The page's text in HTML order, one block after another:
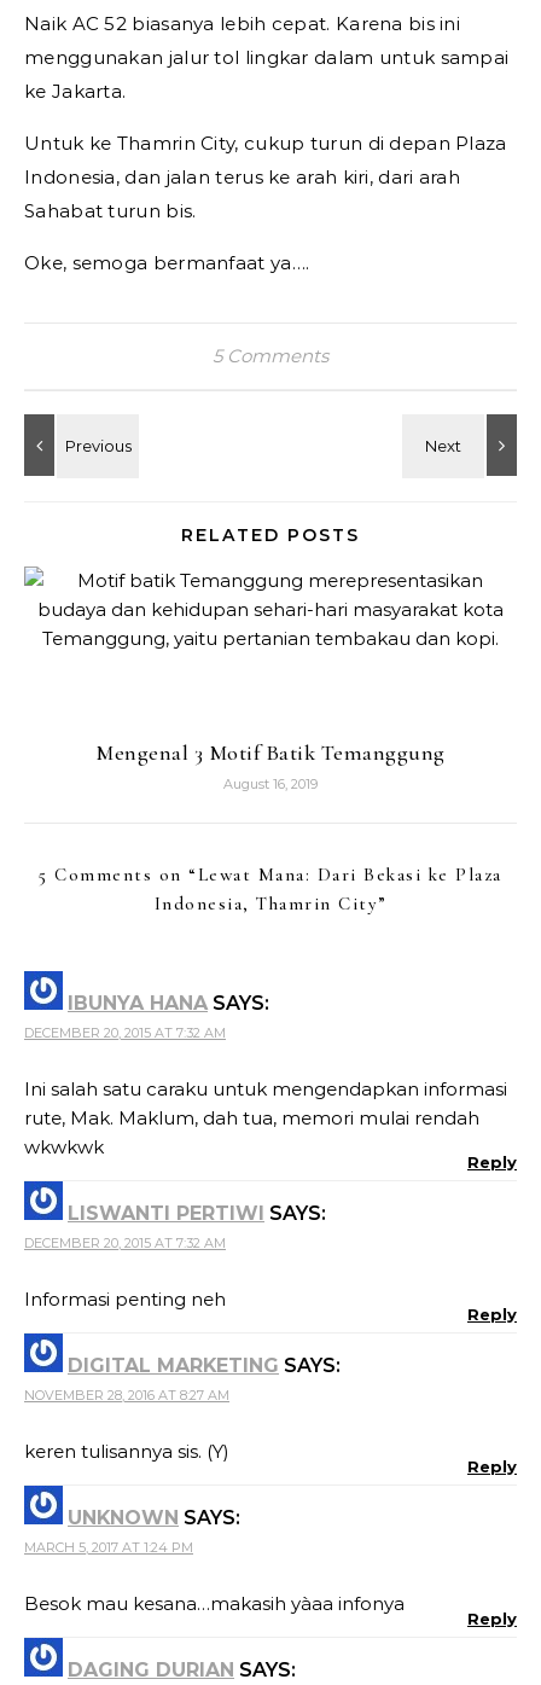
Naik AC 52 biasanya lebih cepat. Karena bis ini
menggunakan jalur tol lingkar dalam untuk sampai
ke Jakarta.
Untuk ke Thamrin City, cukup turun di depan Plaza
Indonesia, dan jalan terus ke arah kiri, dari arah
Sahabat turun bis.
Oke, semoga bermanfaat ya….
5 Comments
RELATED POSTS
Mengenal 3 Motif Batik Temanggung
August 16, 2019
5 Comments on “ Lewat Mana: Dari Bekasi ke Plaza
Indonesia, Thamrin City”
IBUNYA HANA SAYS:
DECEMBER 20, 2015 AT 7:32 AM
Ini salah satu caraku untuk mengendapkan informasi
rute, Mak. Maklum, dah tua, memori mulai rendah
wkwkwk
Reply
LISWANTI PERTIWI SAYS:
DECEMBER 20, 2015 AT 7:32 AM
Informasi penting neh
Reply
DIGITAL MARKETING SAYS:
NOVEMBER 28, 2016 AT 8:27 AM
keren tulisannya sis. (Y)
Reply
UNKNOWN SAYS:
MARCH 5, 2017 AT 1:24 PM
Besok mau kesana…makasih yàaa infonya
Reply
DAGING DURIAN SAYS: